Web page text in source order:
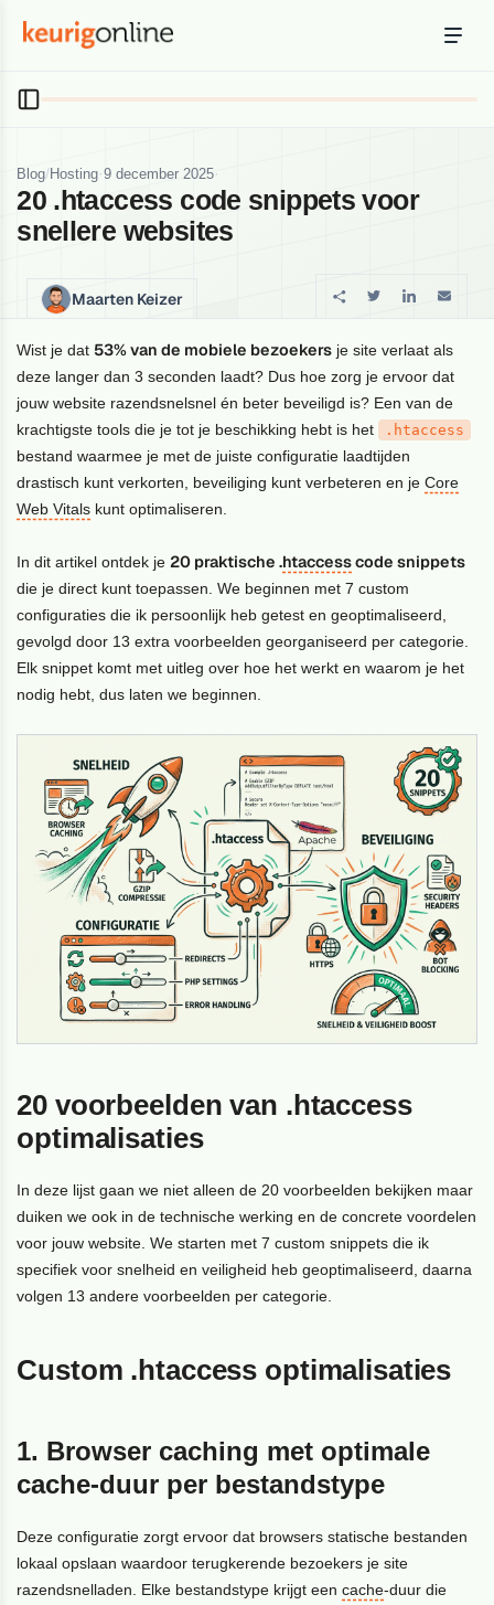
Domeinnaam
Registreer je domein
Support & kennisbank
Ontdek
Blog & tools
Webmail
Je mail bekijken in een online omgeving
Blog/Hosting·9 december 2025·
20 .htaccess code snippets voor
snellere websites
Maarten Keizer
Wist je dat 53% van de mobiele bezoekers je site verlaat als
deze langer dan 3 seconden laadt? Dus hoe zorg je ervoor dat
jouw website razendsnelsnel én beter beveiligd is? Een van de
krachtigste tools die je tot je beschikking hebt is het
.htaccess
bestand waarmee je met de juiste configuratie laadtijden
drastisch kunt verkorten, beveiliging kunt verbeteren en jeCore
Web Vitals kunt optimaliseren.
In dit artikel ontdek je 20 praktische .htaccesscode snippets
die je direct kunt toepassen. We beginnen met 7 custom
configuraties die ik persoonlijk heb getest en geoptimaliseerd,
gevolgd door 13 extra voorbeelden georganiseerd per categorie.
Elk snippet komt met uitleg over hoe het werkt en waarom je het
nodig hebt, dus laten we beginnen.
20 voorbeelden van .htaccess
optimalisaties
In deze lijst gaan we niet alleen de 20 voorbeelden bekijken maar
duiken we ook in de technische werking en de concrete voordelen
voor jouw website. We starten met 7 custom snippets die ik
specifiek voor snelheid en veiligheid heb geoptimaliseerd, daarna
volgen 13 andere voorbeelden per categorie.
Custom .htaccess optimalisaties
1. Browser caching met optimale
cache-duur per bestandstype
Deze configuratie zorgt ervoor dat browsers statische bestanden
lokaal opslaan waardoor terugkerende bezoekers je site
razendsnelladen. Elke bestandstype krijgt eencache-duur die